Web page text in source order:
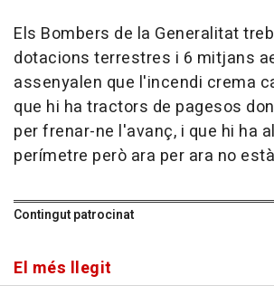
Els Bombers de la Generalitat
dotacions terrestres i 6 mitjans
assenyalen que l'incendi crema
que hi ha tractors de pagesos
per frenar-ne l'avanç, i que hi ha
perímetre però ara per ara no
Contingut patrocinat
El més llegit